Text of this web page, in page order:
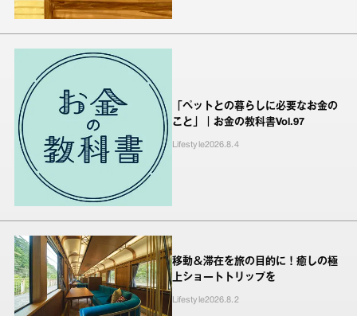
「ペットとの暮らしに必要なお金の
こと」｜お金の教科書Vol.97
Lifestyle2026.8.4
移動＆滞在を旅の目的に！癒しの極
上ショートトリップを
Lifestyle2026.8.2